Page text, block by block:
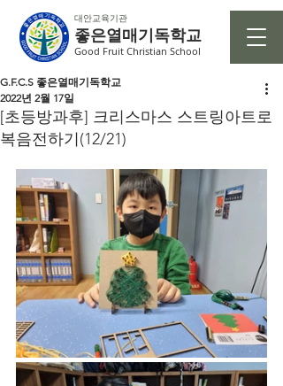
대안교육기관
좋은열매기독학교
Good Fruit Christian School
[초등방과후] 크리스마스 스트링아트로
복음전하기(12/21)
G.F.C.S 좋은열매기독학교
2022년 2월 17일